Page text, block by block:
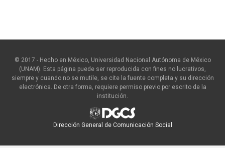
© 2017 - Hecho en México, Universidad Nacional Autónoma de México
(UNAM). Esta página puede ser reproducida con fines no lucrativos,
siempre y cuando no se mutile, se cite la fuente completa y su dirección
electrónica. De otra forma, requiere permiso previo por escrito de la
institución.
Dirección General de Comunicación Social